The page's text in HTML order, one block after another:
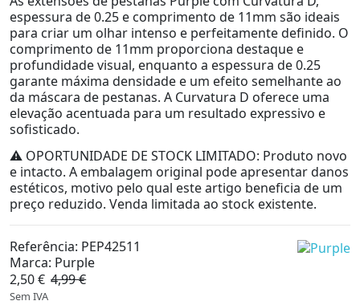
espessura de 0.25 e comprimento de 11mm são ideais
para criar um olhar intenso e perfeitamente definido. O
comprimento de 11mm proporciona destaque e
profundidade visual, enquanto a espessura de 0.25
garante máxima densidade e um efeito semelhante ao
da máscara de pestanas. A Curvatura D oferece uma
elevação acentuada para um resultado expressivo e
sofisticado.
⚠️ OPORTUNIDADE DE STOCK LIMITADO: Produto novo
e intacto. A embalagem original pode apresentar danos
estéticos, motivo pelo qual este artigo beneficia de um
preço reduzido. Venda limitada ao stock existente.
Referência: PEP42511
Marca: Purple
2,50 € 4,99 €
Sem IVA